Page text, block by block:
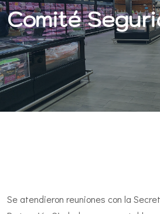
Comité
Se atendieron reuniones con la